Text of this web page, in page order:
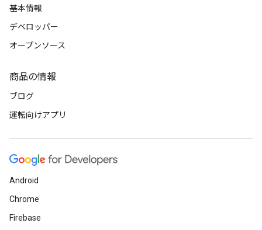
基本情報
デベロッパー
オープンソース
商品の情報
ブログ
運転向けアプリ
Android
Chrome
Firebase